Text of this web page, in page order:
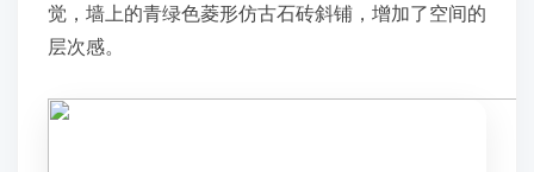
觉，墙上的青绿色菱形仿古石砖斜铺，增加了空间的
层次感。